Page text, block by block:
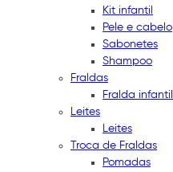
Kit infantil
Pele e cabelo
Sabonetes
Shampoo
Fraldas
Fralda infantil
Leites
Leites
Troca de Fraldas
Pomadas